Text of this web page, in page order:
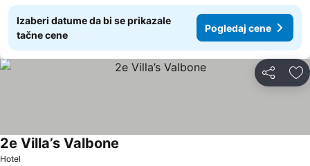
Izaberi datume da bi se prikazale
tačne cene
Pogledaj cene
Deli
Hotel
2e Villa’s Valbone